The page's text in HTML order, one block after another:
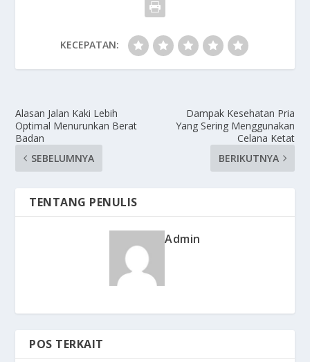
KECEPATAN:
Alasan Jalan Kaki Lebih
Optimal Menurunkan Berat
Badan
SEBELUMNYA
Dampak Kesehatan Pria
Yang Sering Menggunakan
Celana Ketat
BERIKUTNYA
TENTANG PENULIS
Admin
POS TERKAIT